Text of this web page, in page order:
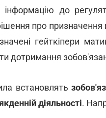
інформацію до
про призначення
гейткіпери
дотримання
встановлять
діяльності.